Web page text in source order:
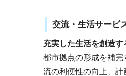
交流・生活サービ
充実した生活を創造す
都市拠点の形成を補
流の利便性の向上、計